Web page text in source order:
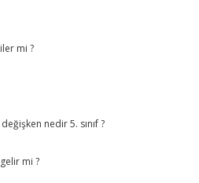
mi ?
nedir 5. sınıf ?
mi ?